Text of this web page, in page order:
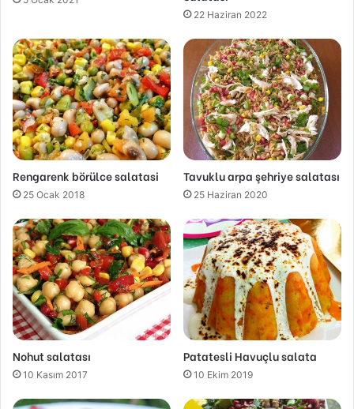
22 Haziran 2022
Rengarenk börülce salatasi
25 Ocak 2018
Tavuklu arpa şehriye salatası
25 Haziran 2020
Nohut salatası
10 Kasım 2017
Patatesli Havuçlu salata
10 Ekim 2019